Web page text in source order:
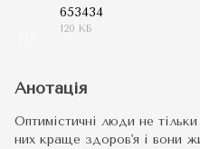
653434
120 КБ
Анотація
Оптимістичні люди не
них краще здоров'я і вони